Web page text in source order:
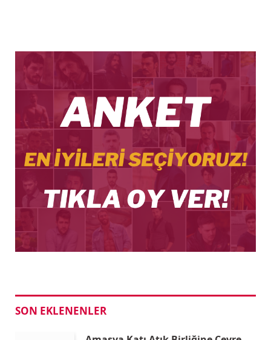
SON EKLENENLER